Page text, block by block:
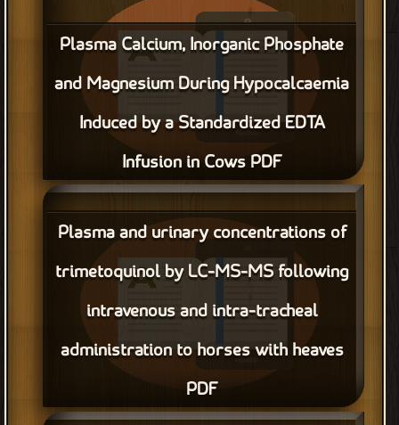
Plasma Calcium, Inorganic Phosphate
and Magnesium During Hypocalcaemia
Induced by a Standardized EDTA
Infusion in Cows PDF
قراءة و تحميل كتاب Plasma Calcium, Inorganic Phosphate and
Magnesium During Hypocalcaemia Induced by a Standardized
EDTA Infusion in Cows PDF مجانا
Plasma and urinary concentrations of
trimetoquinol by LC-MS-MS following
intravenous and intra-tracheal
administration to horses with heaves
PDF